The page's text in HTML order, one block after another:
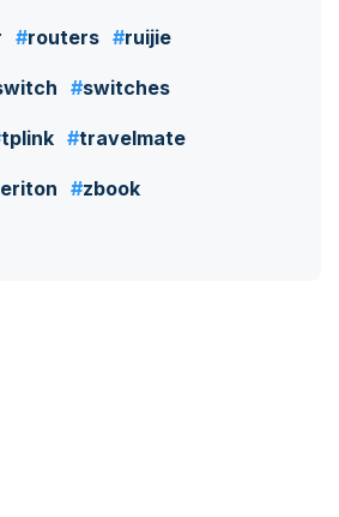
routers ruijie
switches
tplink travelmate
zbook